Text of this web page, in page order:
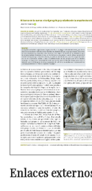
Enlaces